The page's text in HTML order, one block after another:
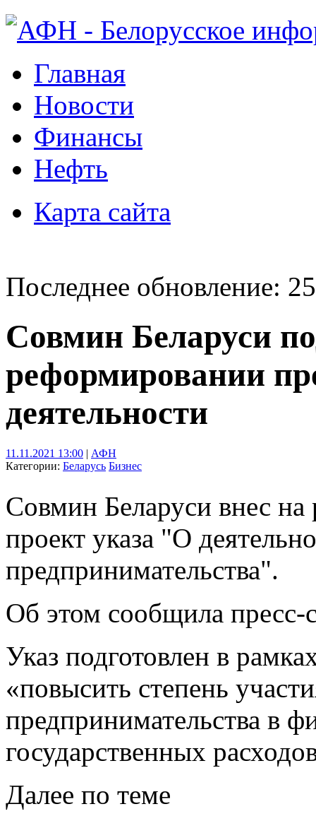
Главная
Новости
Финансы
Нефть
Карта сайта
Последнее обновление:
Совмин Беларуси
реформировании
деятельности
11.11.2021 13:00 | АФН
Категории: Беларусь Бизнес
Совмин Беларуси внес
проект указа "О
предпринимательства".
Об этом сообщила
Указ подготовлен в
«повысить степень
предпринимательства в
государственных
Далее по теме